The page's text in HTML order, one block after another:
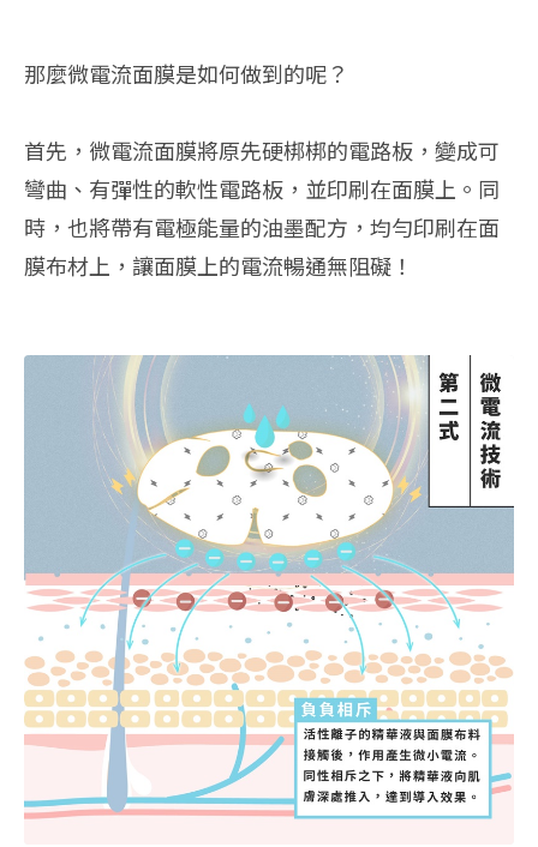
那麼微電流面膜是如何做到的呢？
首先，微電流面膜將原先硬梆梆的電路板，變成可
彎曲、有彈性的軟性電路板，並印刷在面膜上。同
時，也將帶有電極能量的油墨配方，均勻印刷在面
膜布材上，讓面膜上的電流暢通無阻礙！